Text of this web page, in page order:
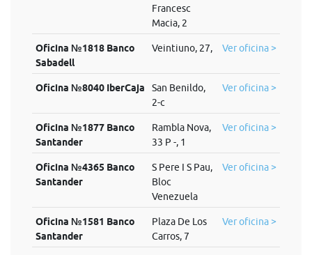
Francesc
Macia, 2
Oficina №1818 Banco
Sabadell
Veintiuno, 27, Ver oficina >
Oficina №8040 IberCaja
San Benildo,
2-c
Ver oficina >
Oficina №1877 Banco
Santander
Rambla Nova,
33 P -, 1
Ver oficina >
Oficina №4365 Banco
Santander
S Pere I S Pau,
Bloc
Venezuela
Ver oficina >
Oficina №1581 Banco
Santander
Plaza De Los
Carros, 7
Ver oficina >